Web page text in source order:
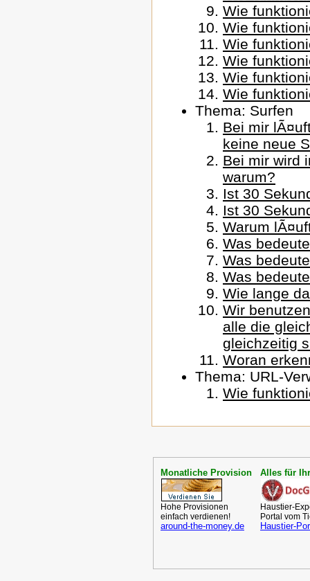
Wie
Wie
Wie
Wie
Wie
Wie
Thema: Surfen
Bei mir
keine neue
Bei mir wird
warum?
Ist 30
Ist 30
Warum
Was
Was
Was
Wie lange
Wir
alle die
gleichzeitig
Woran
Thema: URL-
Wie
Monatliche Provision
Hohe Provisionen
einfach verdienen!
around-the-money.de
Alles für
Haustier-
Portal vom
Haustier-